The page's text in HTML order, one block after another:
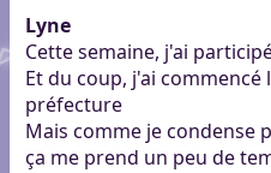
Lyne
Cette semaine, j'ai
Et du coup, j'ai
préfecture
Mais comme je condense
ça me prend un peu de